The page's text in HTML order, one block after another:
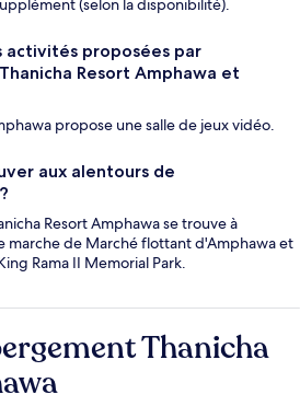
(selon la disponibilité).
activités proposées par
Resort Amphawa et
propose une salle de jeux vidéo.
aux alentours de
Resort Amphawa se trouve à
marche de Marché flottant d'Amphawa et
Rama II Memorial Park.
Thanicha